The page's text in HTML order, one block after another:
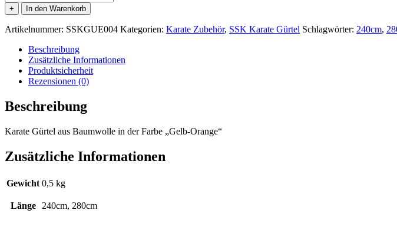
Karate
Gürtel
-
Orange-
Menge
+ In den Warenkorb
Artikelnummer: SSKGUE004 Kategorien: Karate Zubehör, SSK Karate Gürtel Schlagwörter: 240cm,
Beschreibung
Zusätzliche Informationen
Produktsicherheit
Rezensionen (0)
Beschreibung
Karate Gürtel aus Baumwolle in der Farbe „Gelb-Orange“
Zusätzliche Informationen
Gewicht 0,5 kg
Länge 240cm, 280cm